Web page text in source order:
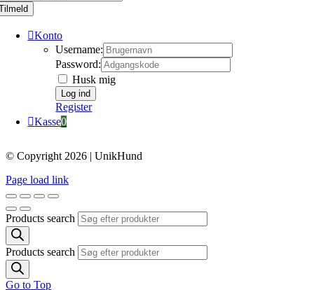
Konto
Username:
Password:
Husk mig
Register
Kasse0
© Copyright 2026 | UnikHund
Page load link
Products search
Products search
Go to Top